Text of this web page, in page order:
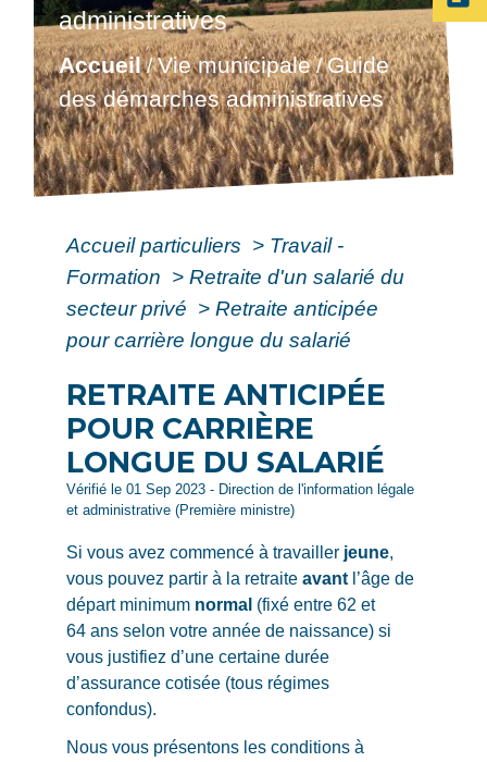
administratives
Accueil/Vie municipale/Guide
des démarches administratives
Accueil particuliers > Travail -
Formation > Retraite d'un salarié du
secteur privé > Retraite anticipée
pour carrière longue du salarié
RETRAITE ANTICIPÉE
POUR CARRIÈRE
LONGUE DU SALARIÉ
Vérifié le 01 Sep 2023 - Direction de l'information légale
et administrative (Première ministre)
Si vous avez commencé à travailler jeune,
vous pouvez partir à la retraiteavant l’âge de
départ minimum normal (fixé entre 62 et
64 ans selon votre année de naissance) si
vous justifiez d’une certaine durée
d’assurance cotisée (tous régimes
confondus).
Nous vous présentons les conditions à